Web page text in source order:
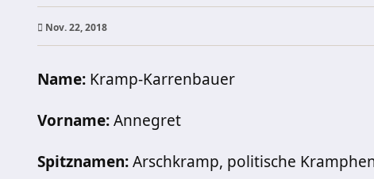
Nov. 22, 2018
Name: Kramp-Karrenbauer
Vorname:Annegret
Spitznamen:Arschkramp, politische